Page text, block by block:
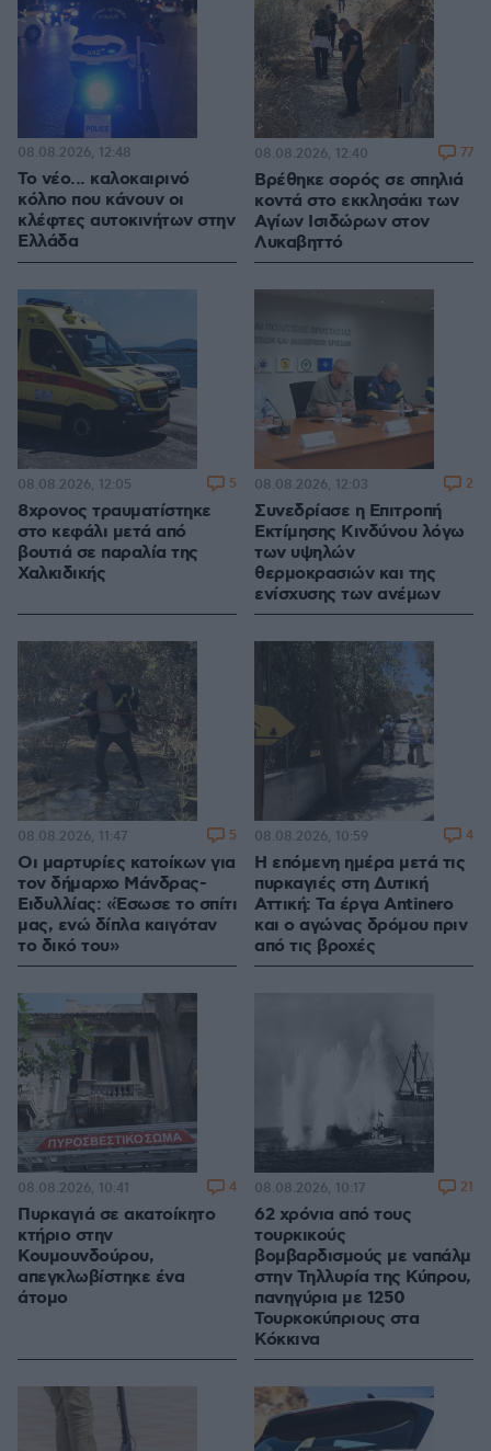
Το νέο... καλοκαιρινό
κόλπο που κάνουν οι
κλέφτες αυτοκινήτων στην
Ελλάδα
08.08.2026, 12:48
Βρέθηκε σορός σε σπηλιά
κοντά στο εκκλησάκι των
Αγίων Ισιδώρων στον
Λυκαβηττό
08.08.2026, 12:40 77
8χρονος τραυματίστηκε
στο κεφάλι μετά από
βουτιά σε παραλία της
Χαλκιδικής
08.08.2026, 12:05 5
Συνεδρίασε η Επιτροπή
Εκτίμησης Κινδύνου λόγω
των υψηλών
θερμοκρασιών και της
ενίσχυσης των ανέμων
08.08.2026, 12:03 2
Οι μαρτυρίες κατοίκων για
τον δήμαρχο Μάνδρας-
Ειδυλλίας: «Έσωσε το σπίτι
μας, ενώ δίπλα καιγόταν
το δικό του»
08.08.2026, 11:47 5
Η επόμενη ημέρα μετά τις
πυρκαγιές στη Δυτική
Αττική: Τα έργα Antinero
και ο αγώνας δρόμου πριν
από τις βροχές
08.08.2026, 10:59 4
Πυρκαγιά σε ακατοίκητο
κτήριο στην
Κουμουνδούρου,
απεγκλωβίστηκε ένα
άτομο
08.08.2026, 10:41 4
62 χρόνια από τους
τουρκικούς
βομβαρδισμούς με ναπάλμ
στην Τηλλυρία της Κύπρου,
πανηγύρια με 1250
Τουρκοκύπριους στα
Κόκκινα
08.08.2026, 10:17 21